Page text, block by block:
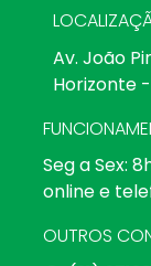
Av. João
Horizonte -
Seg a Sex:
online e
OUTROS